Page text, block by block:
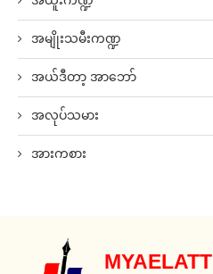
အမျိုးသမီးကဏ္ဍ
အယ်ဒီတာ့ အာဘော်
အလုပ်သမား
အားကစား
MYAELATT